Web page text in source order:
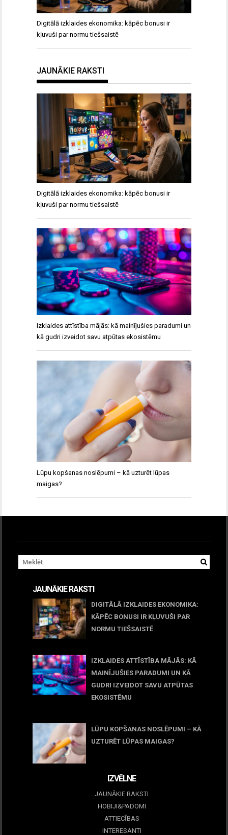
Digitālā izklaides ekonomika: kāpēc bonusi ir
kļuvuši par normu tiešsaistē
JAUNĀKIE RAKSTI
Digitālā izklaides ekonomika: kāpēc bonusi ir
kļuvuši par normu tiešsaistē
Izklaides attīstība mājās: kā mainījušies paradumi un
kā gudri izveidot savu atpūtas ekosistēmu
Lūpu kopšanas noslēpumi – kā uzturēt lūpas
maigas?
JAUNĀKIE RAKSTI
DIGITĀLĀ IZKLAIDES EKONOMIKA:
KĀPĒC BONUSI IR KĻUVUŠI PAR
NORMU TIEŠSAISTĒ
IZKLAIDES ATTĪSTĪBA MĀJĀS: KĀ
MAINĪJUŠIES PARADUMI UN KĀ
GUDRI IZVEIDOT SAVU ATPŪTAS
EKOSISTĒMU
LŪPU KOPŠANAS NOSLĒPUMI – KĀ
UZTURĒT LŪPAS MAIGAS?
IZVĒLNE
JAUNĀKIE RAKSTI
HOBIJI&PADOMI
ATTIECĪBAS
INTERESANTI